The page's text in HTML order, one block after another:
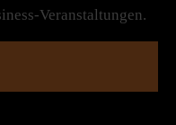
Veranstaltungen.